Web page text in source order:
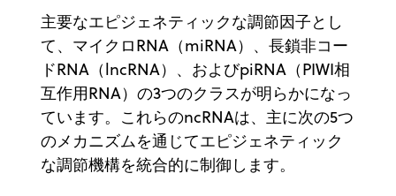
主要なエピジェネティックな調節因子とし
て、マイクロRNA（miRNA）、長鎖非コー
ドRNA（lncRNA）、およびpiRNA（PIWI相
互作用RNA）の3つのクラスが明らかになっ
ています。これらのncRNAは、主に次の5つ
のメカニズムを通じてエピジェネティック
な調節機構を統合的に制御します。